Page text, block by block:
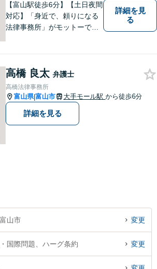
【富山駅徒歩6分】【土日夜間
対応】「身近で、頼りになる
法律事務所」がモットーで
す。お悩みになる前に、ご相
談ください。【24Hメール受
付】
詳細を見
る
高橋 良太 弁護士
高橋法律事務所
富山県|富山市 大手モール駅 から徒歩6分
詳細を見る
山市 変更
国際問題、ハーグ条約 変更